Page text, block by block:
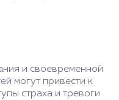
и своевременной
могут привести к
страха и тревоги